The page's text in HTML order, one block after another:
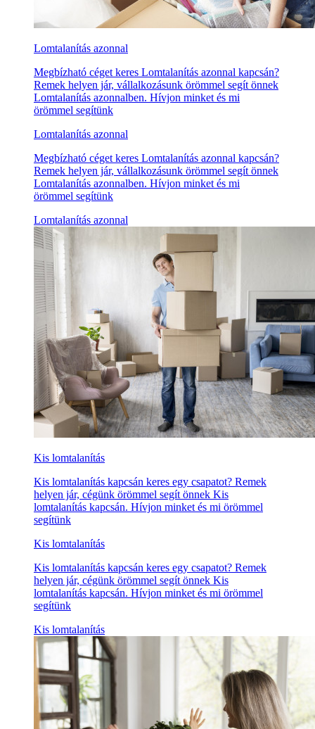
Lomtalanítás azonnal
Megbízható céget keres Lomtalanítás azonnal kapcsán?
Remek helyen jár, vállalkozásunk örömmel segít önnek
Lomtalanítás azonnalben. Hívjon minket és mi
örömmel segítünk
Lomtalanítás azonnal
Megbízható céget keres Lomtalanítás azonnal kapcsán?
Remek helyen jár, vállalkozásunk örömmel segít önnek
Lomtalanítás azonnalben. Hívjon minket és mi
örömmel segítünk
Lomtalanítás azonnal
Kis lomtalanítás
Kis lomtalanítás kapcsán keres egy csapatot? Remek
helyen jár, cégünk örömmel segít önnek Kis
lomtalanítás kapcsán. Hívjon minket és mi örömmel
segítünk
Kis lomtalanítás
Kis lomtalanítás kapcsán keres egy csapatot? Remek
helyen jár, cégünk örömmel segít önnek Kis
lomtalanítás kapcsán. Hívjon minket és mi örömmel
segítünk
Kis lomtalanítás